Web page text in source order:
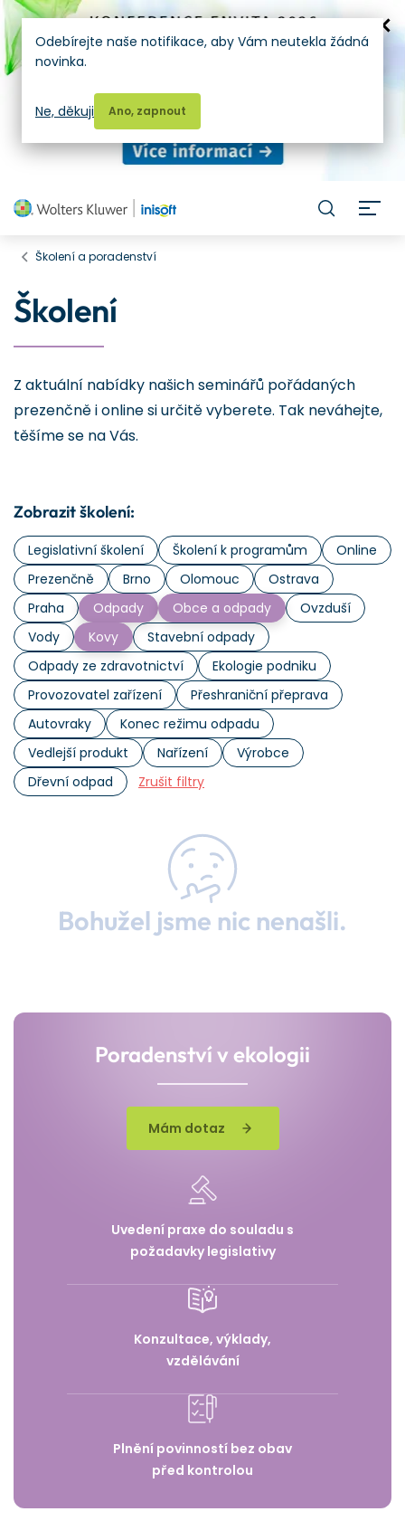
Školení a poradenství
Školení
Z aktuální nabídky našich seminářů pořádaných
prezenčně i online si určitě vyberete. Tak neváhejte,
těšíme se na Vás.
Zobrazit školení:
Legislativní školení Školení k programům
Online
Prezenčně
Brno Olomouc
Ostrava
Praha
Odpady Obce a odpady
Ovzduší
Vody
Kovy
Stavební odpady
Odpady ze zdravotnictví
Ekologie podniku
Provozovatel zařízení
Přeshraniční přeprava
Autovraky
Konec režimu odpadu
Vedlejší produkt
Nařízení
Výrobce
Dřevní odpad
Zrušit filtry
Bohužel jsme nic nenašli.
Poradenství v ekologii
Mám dotaz
Uvedení praxe do souladu s
požadavky legislativy
Konzultace, výklady,
vzdělávání
Plnění povinností bez obav
před kontrolou
Odebírejte naše notifikace, aby Vám neutekla žádná
novinka.
Ano, zapnout
Ne, děkuji